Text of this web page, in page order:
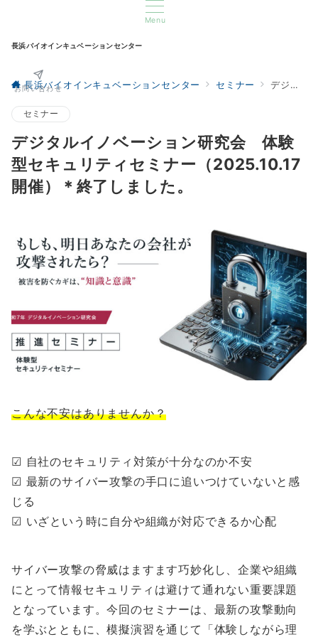
Menu
長浜バイオインキュベーションセンター
お問い合わせ
長浜バイオインキュベーションセンター セミナー デジタルイノベーション研究会 体験型セキュリティセミナー（2025.10.17開催）＊終了しました。
セミナー
デジタルイノベーション研究会 体験
型セキュリティセミナー（2025.10.17
開催）＊終了しました。
こんな不安はありませんか？
☑︎ 自社のセキュリティ対策が十分なのか不安
☑︎ 最新のサイバー攻撃の手口に追いつけていないと感
じる
☑︎ いざという時に自分や組織が対応できるか心配
サイバー攻撃の脅威はますます巧妙化し、企業や組織
にとって情報セキュリティは避けて通れない重要課題
となっています。今回のセミナーは、最新の攻撃動向
を学ぶとともに、模擬演習を通じて「体験しながら理